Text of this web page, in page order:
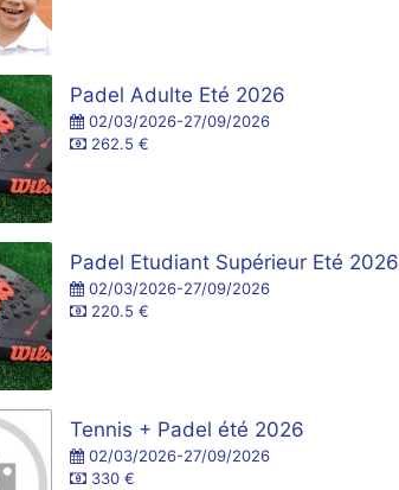
Padel Adulte Eté 2026
02/03/2026-27/09/2026
262.5 €
Padel Etudiant Supérieur Eté 2026
02/03/2026-27/09/2026
220.5 €
Tennis + Padel été 2026
02/03/2026-27/09/2026
330 €